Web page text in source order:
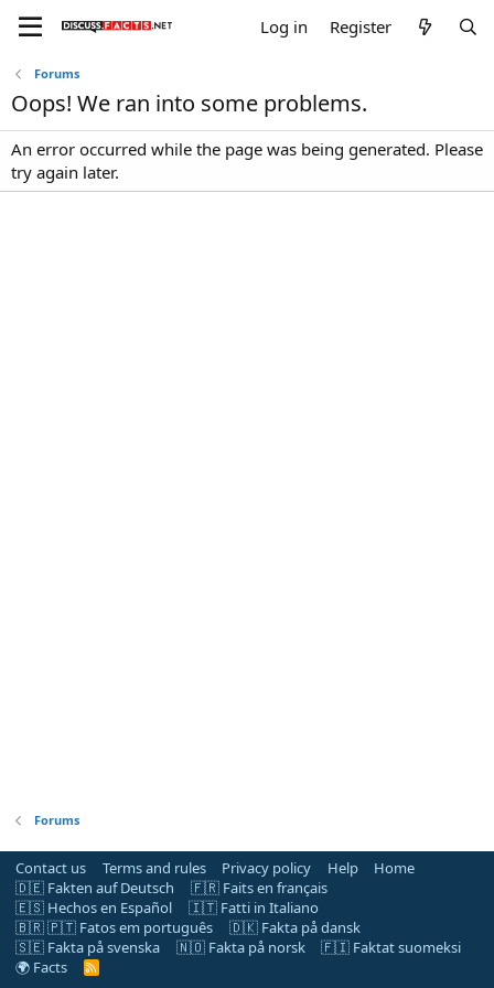
Log in Register
Forums
Oops! We ran into some problems.
An error occurred while the page was being generated. Please
try again later.
Forums
Contact us Terms and rules Privacy policy Help
Home
🇩🇪 Fakten auf Deutsch
🇫🇷 Faits en français
🇪🇸 Hechos en Español
🇮🇹 Fatti in Italiano
🇧🇷 🇵🇹 Fatos em português
🇩🇰 Fakta på dansk
🇸🇪 Fakta på svenska
🇳🇴 Fakta på norsk
🇫🇮 Faktat suomeksi
🌍 Facts
R